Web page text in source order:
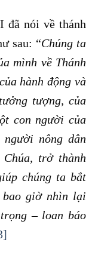
đã nói về thánh
sau: “Chúng ta
mình về Thánh
hành động và
tượng, của
con người của
nông dân
Chúa, trở thành
chúng ta bắt
bao giờ nhìn lại
– loan báo